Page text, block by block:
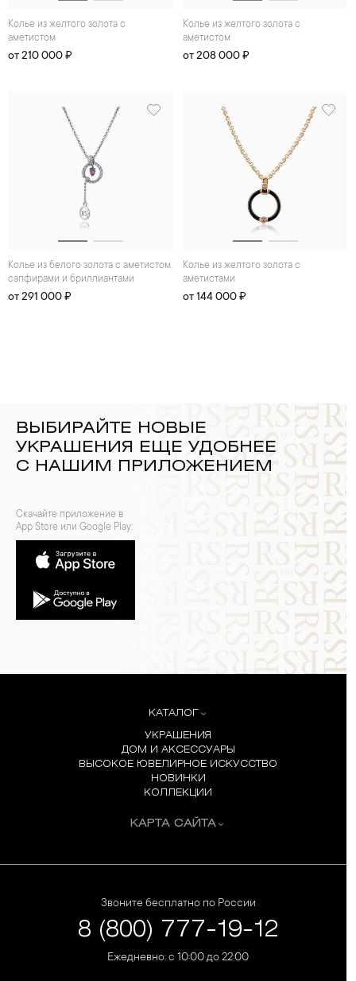
Колье из желтого золота с
аметистом
от 210 000 ₽
Колье из желтого золота с
аметистом
от 208 000 ₽
Колье из белого золота с аметистом,
сапфирами и бриллиантами
от 291 000 ₽
Колье из желтого золота с
аметистами
от 144 000 ₽
ВЫБИРАЙТЕ НОВЫЕ
УКРАШЕНИЯ ЕЩЕ УДОБНЕЕ
С НАШИМ ПРИЛОЖЕНИЕМ
Скачайте приложение в
App Store или Google Play:
КАТАЛОГ
УКРАШЕНИЯ
ДОМ И АКСЕССУАРЫ
ВЫСОКОЕ ЮВЕЛИРНОЕ ИСКУССТВО
НОВИНКИ
КОЛЛЕКЦИИ
КАРТА САЙТА
Звоните бесплатно по России
8 (800) 777-19-12
Ежедневно: с 10:00 до 22:00